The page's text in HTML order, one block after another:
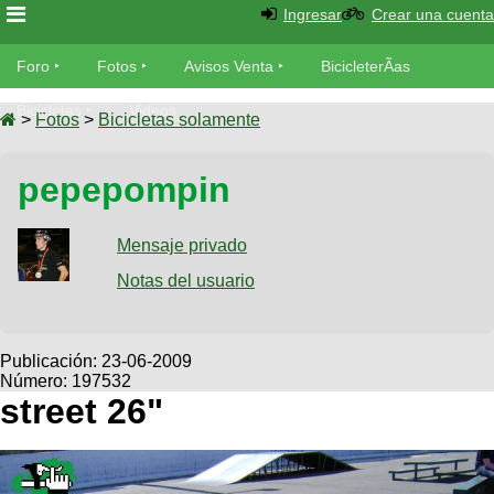
Foro
Foro
MecÃ¡nica
Fotos
SUBÃ
Galeria
Bicicletas
Viajes
Descenso
Dirt
Avisos
Ventas
SUBÃ
Buscar
Ultimos
Fotos
BicicleterÃ­
Bicicletas
Tandem
Videos
Cicloturismo
Ingresar Crear una cuenta
Foro Fotos Avisos Venta BicicleterÃ­as
Bicicletas Videos
> Fotos > Bicicletas solamente
pepepompin
Mensaje privado
Notas del usuario
Publicación: 23-06-2009
Número: 197532
street 26"